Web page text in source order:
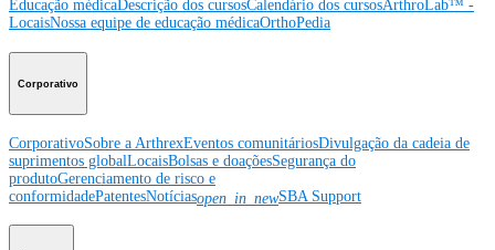
Educação médicaDescrição dos cursosCalendário dos cursosArthroLab™ -
LocaisNossa equipe de educação médicaOrthoPedia
Corporativo
CorporativoSobre a ArthrexEventos comunitáriosDivulgação da cadeia de
suprimentos globalLocaisBolsas e doaçõesSegurança do
produtoGerenciamento de risco e
conformidadePatentesNotíciasopen_in_newSBA Support